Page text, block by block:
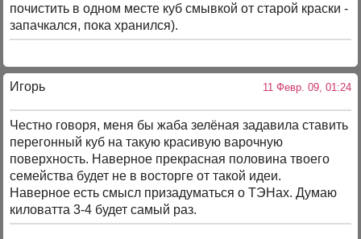
почистить в одном месте куб смывкой от старой краски -
запачкался, пока хранился).
Игорь 11 Февр. 09, 01:24
Честно говоря, меня бы жаба зелёная задавила ставить
перегонный куб на такую красивую варочную
поверхность. Наверное прекрасная половина твоего
семейства будет не в восторге от такой идеи.
Наверное есть смысл призадуматься о ТЭНах. Думаю
киловатта 3-4 будет самый раз.